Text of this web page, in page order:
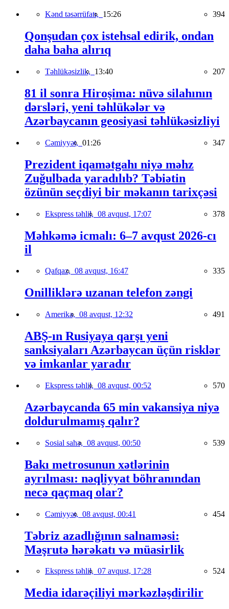
Kənd təsərrüfatı, 15:26 394
Qonşudan çox istehsal edirik, ondan
daha baha alırıq
Təhlükəsizlik, 13:40 207
81 il sonra Hiroşima: nüvə silahının
dərsləri, yeni təhlükələr və
Azərbaycanın geosiyasi təhlükəsizliyi
Cəmiyyət, 01:26 347
Prezident iqamətgahı niyə məhz
Zuğulbada yaradılıb? Təbiətin
özünün seçdiyi bir məkanın tarixçəsi
Ekspress təhlil, 08 avqust, 17:07 378
Məhkəmə icmalı: 6–7 avqust 2026-cı
il
Qafqaz, 08 avqust, 16:47 335
Onilliklərə uzanan telefon zəngi
Amerika, 08 avqust, 12:32 491
ABŞ-ın Rusiyaya qarşı yeni
sanksiyaları Azərbaycan üçün risklər
və imkanlar yaradır
Ekspress təhlil, 08 avqust, 00:52 570
Azərbaycanda 65 min vakansiya niyə
doldurulmamış qalır?
Sosial sahə, 08 avqust, 00:50 539
Bakı metrosunun xətlərinin
ayrılması: nəqliyyat böhranından
necə qaçmaq olar?
Cəmiyyət, 08 avqust, 00:41 454
Təbriz azadlığının salnaməsi:
Məşrutə hərəkatı və müasirlik
Ekspress təhlil, 07 avqust, 17:28 524
Media idarəçiliyi mərkəzləşdirilir